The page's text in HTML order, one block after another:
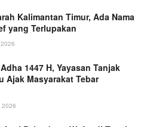
Kalimantan Timur, Ada Nama
yang Terlupakan
1447 H, Yayasan Tanjak
Ajak Masyarakat Tebar
2026